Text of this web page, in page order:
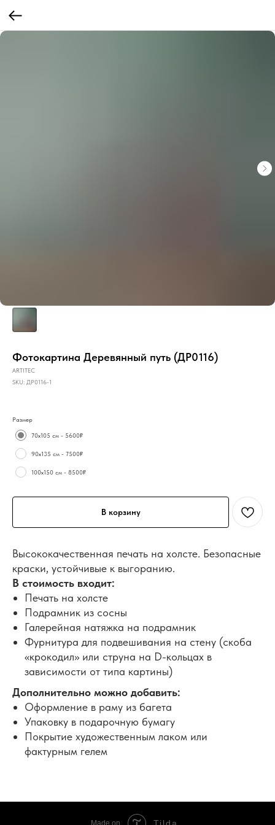
Фотокартина Деревянный путь (ДР0116)
ARTITEC
SKU: ДР0116-1
Размер
70х105 см - 5600₽
90х135 см - 7500₽
100х150 см - 8500₽
В корзину
Высококачественная печать на холсте. Безопасные
краски, устойчивые к выгоранию.
В стоимость входит:
Печать на холсте
Подрамник из сосны
Галерейная натяжка на подрамник
Фурнитура для подвешивания на стену (скоба
«крокодил» или струна на D-кольцах в
зависимости от типа картины)
Дополнительно можно добавить:
Оформление в раму из багета
Упаковку в подарочную бумагу
Покрытие художественным лаком или
фактурным гелем